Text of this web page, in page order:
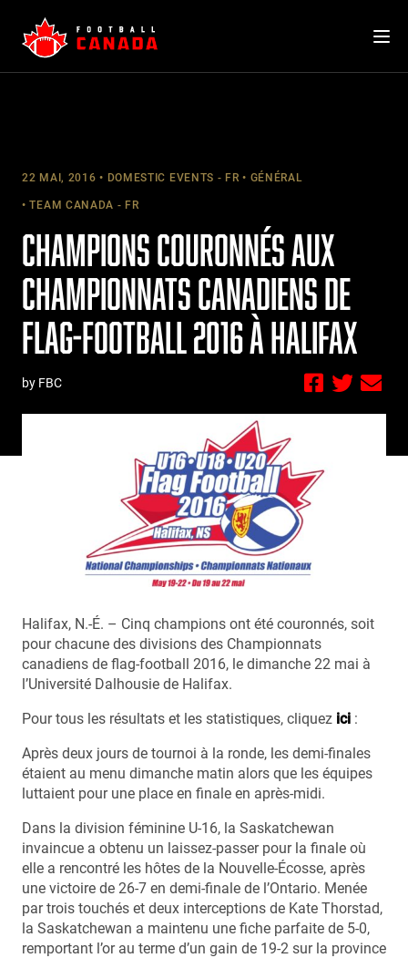
content
22 MAI, 2016 DOMESTIC EVENTS - FR GÉNÉRAL
TEAM CANADA - FR
CHAMPIONS COURONNÉS AUX
CHAMPIONNATS CANADIENS DE
FLAG-FOOTBALL 2016 À HALIFAX
by FBC
Halifax, N.-É. – Cinq champions ont été couronnés, soit
pour chacune des divisions des Championnats
canadiens de flag-football 2016, le dimanche 22 mai à
l’Université Dalhousie de Halifax.
Pour tous les résultats et les statistiques, cliquez ici :
Après deux jours de tournoi à la ronde, les demi-finales
étaient au menu dimanche matin alors que les équipes
luttaient pour une place en finale en après-midi.
Dans la division féminine U-16, la Saskatchewan
invaincue a obtenu un laissez-passer pour la finale où
elle a rencontré les hôtes de la Nouvelle-Écosse, après
une victoire de 26-7 en demi-finale de l’Ontario. Menée
par trois touchés et deux interceptions de Kate Thorstad,
la Saskatchewan a maintenu une fiche parfaite de 5-0,
remportant l’or au terme d’un gain de 19-2 sur la province